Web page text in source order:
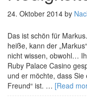
24. Oktober 2014 by
Das ist schön für
heiße, kann der
nicht wissen, obwohl…
Ruby Palace Casino
und er möchte, dass
Freund“ ist. … [Read